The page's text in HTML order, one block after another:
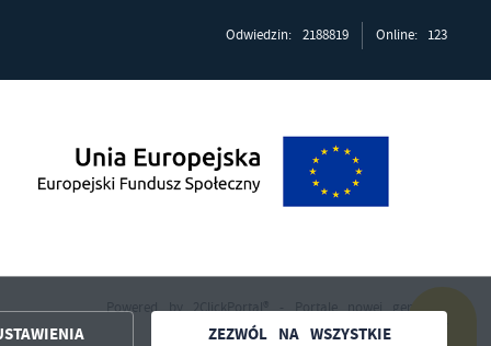
Odwiedzin: 2188819 Online: 123
Powered by2ClickPortal®- Portale nowej generacji
ZEZWÓL NA WSZYSTKIE